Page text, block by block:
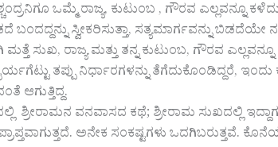
ಒಮ್ಮೆ ರಾಜ್ಯ, ಕುಟುಂಬ , ಗೌರವ ಎಲ್ಲವನ್ನೂ
ಬಂದದ್ದನ್ನು ಸ್ವೀಕರಿಸುತ್ತಾ, ಸತ್ಯಮಾರ್ಗವನ್ನು
ಸುಖ, ರಾಜ್ಯ ಮತ್ತು ತನ್ನ ಕುಟುಂಬ, ಗೌರವ
ತಪ್ಪು ನಿರ್ಧಾರಗಳನ್ನು ತೆಗೆದುಕೊಂಡಿದ್ದರೆ,
ಆಗುತ್ತಿದ್ದ.
ವನವಾಸದ ಕಥೆ; ಶ್ರೀರಾಮ ಸುಖದಲ್ಲಿ
ಅನೇಕ ಸಂಕಷ್ಟಗಳು ಒದಗಿಬರುತ್ತವೆ.